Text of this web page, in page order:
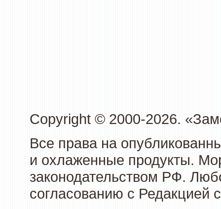
Copyright © 2000-2026.
Все права на
и охлаженные продукты.
законодательством РФ.
согласованию с Редакцией